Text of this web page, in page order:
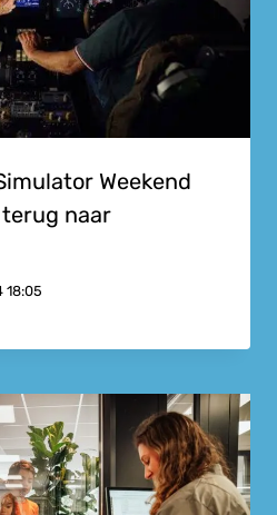
Weekend
naar